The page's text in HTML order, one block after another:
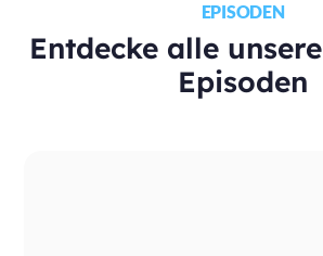
EPISODEN
Entdecke alle
Episoden